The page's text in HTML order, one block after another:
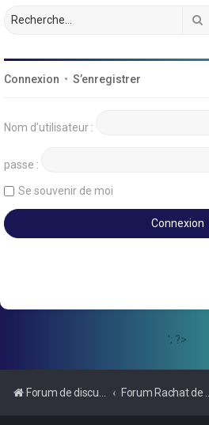
Connexion • S’enregistrer
Nom d’utilisateur :
passe :
Se souvenir de moi
'; ?>
Forum de discussions sur le Regroupement de Crédits et le Rachat de Crédits